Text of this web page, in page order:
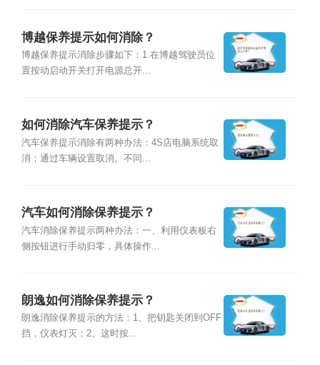
博越保养提示如何消除？
博越保养提示消除步骤如下：1.在博越驾驶员位
置按动启动开关打开电源总开...
如何消除汽车保养提示？
汽车保养提示消除有两种办法：4S店电脑系统取
消；通过车辆设置取消。不同...
汽车如何消除保养提示？
汽车消除保养提示两种办法：一、利用仪表板右
侧按钮进行手动归零，具体操作...
朗逸如何消除保养提示？
朗逸消除保养提示的方法：1、把钥匙关闭到OFF
挡，仪表灯灭；2、这时按...